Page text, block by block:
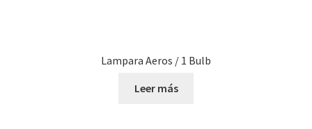
Lampara Aeros / 1 Bulb
Leer más